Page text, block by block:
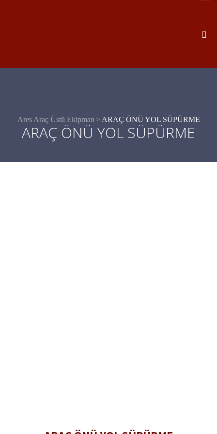
Ares Araç Üstü Ekipman> ARAÇ ÖNÜ YOL SÜPÜRME
ARAÇ ÖNÜ YOL SÜPÜRME